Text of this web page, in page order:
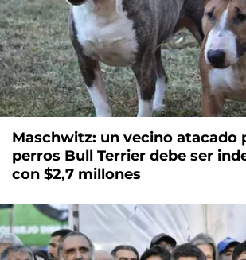
Maschwitz: un vecino atacado
perros Bull Terrier debe ser
con $2,7 millones